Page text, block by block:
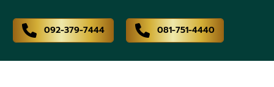
092-379-7444 081-751-4440